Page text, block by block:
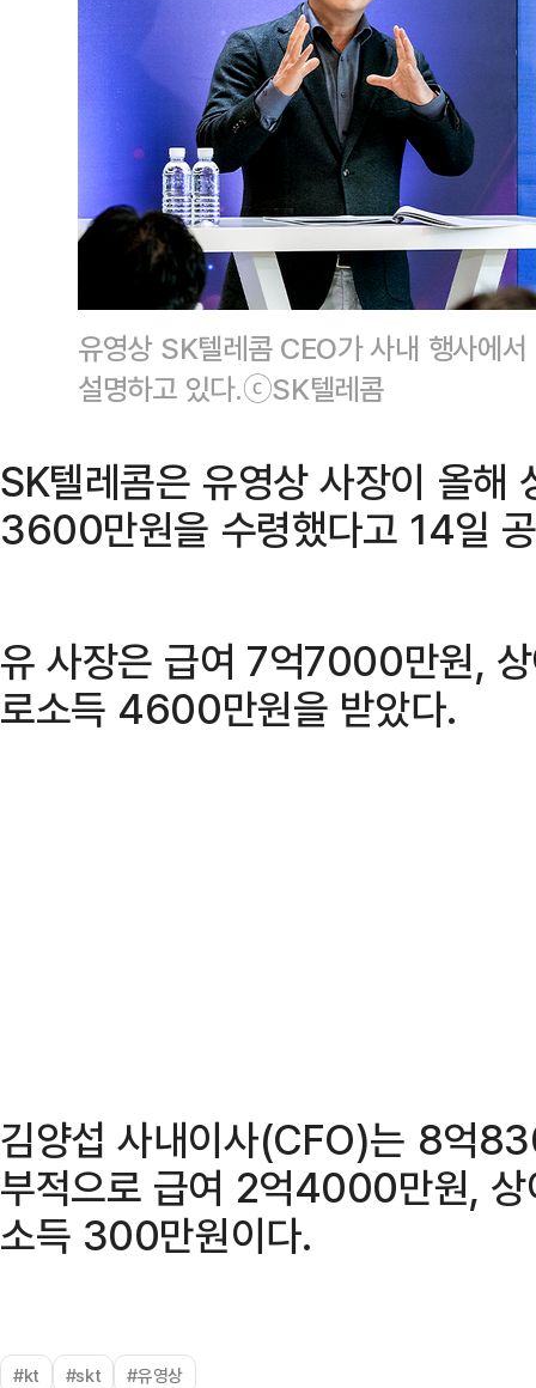
유영상 SK텔레콤 CEO가 사내 행사에
설명하고 있다.ⓒSK텔레콤
SK텔레콤은 유영상 사장이 올해
3600만원을 수령했다고 14일
유 사장은 급여 7억7000만원,
로소득 4600만원을 받았다.
김양섭 사내이사(CFO)는 8억
부적으로 급여 2억4000만원,
소득 300만원이다.
#kt #skt #유영상